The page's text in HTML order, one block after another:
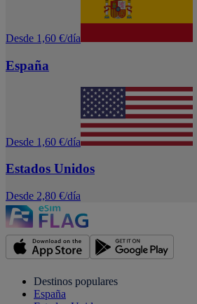
Desde 1,60 €/día
España
Desde 1,60 €/día
Estados Unidos
Desde 2,80 €/día
Destinos populares
España